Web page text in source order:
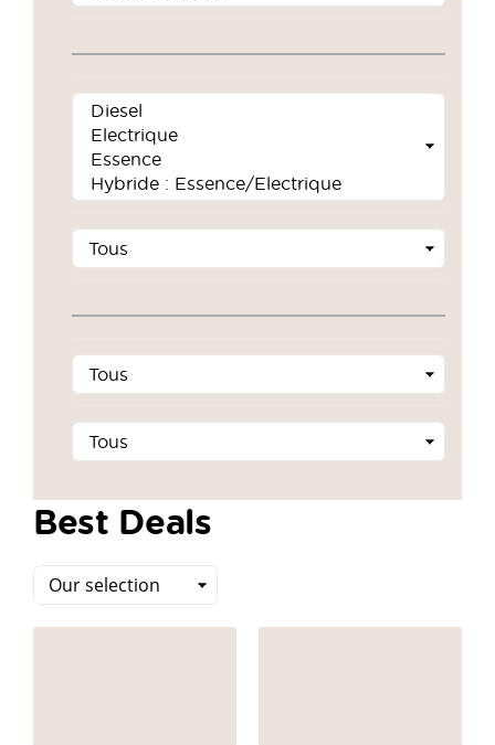
Best Deals
Sort
by